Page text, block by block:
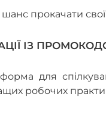
шанс прокачати
ІЗ
для
робочих